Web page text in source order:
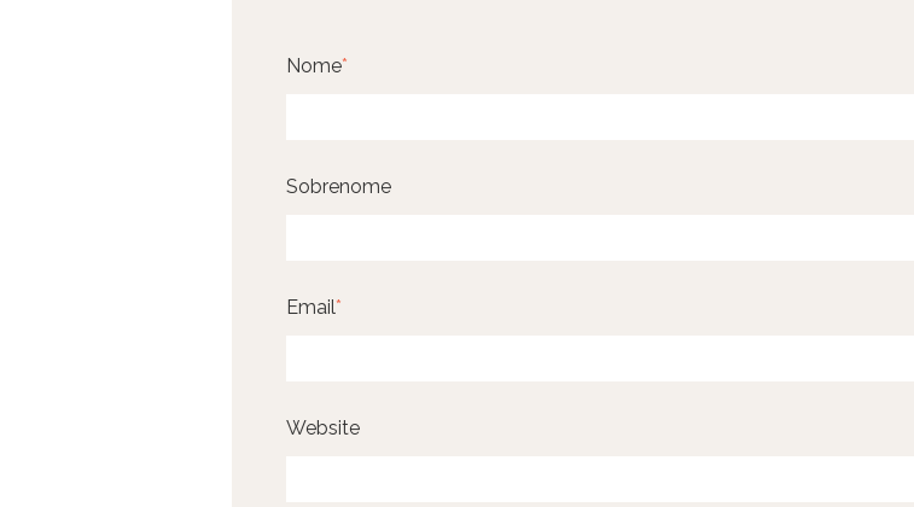
Nome*
Sobrenome
Email*
Website